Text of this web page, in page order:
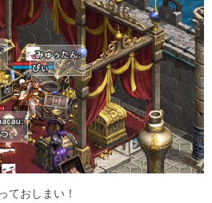
ておしまい！